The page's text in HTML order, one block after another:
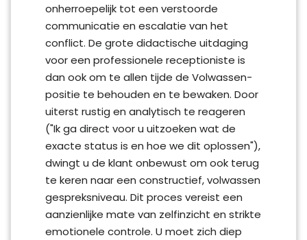
onherroepelijk tot een verstoorde
communicatie en escalatie van het
conflict. De grote didactische uitdaging
voor een professionele receptioniste is
dan ook om te allen tijde de Volwassen-
positie te behouden en te bewaken. Door
uiterst rustig en analytisch te reageren
("Ik ga direct voor u uitzoeken wat de
exacte status is en hoe we dit oplossen"),
dwingt u de klant onbewust om ook terug
te keren naar een constructief, volwassen
gespreksniveau. Dit proces vereist een
aanzienlijke mate van zelfinzicht en strikte
emotionele controle. U moet zich diep